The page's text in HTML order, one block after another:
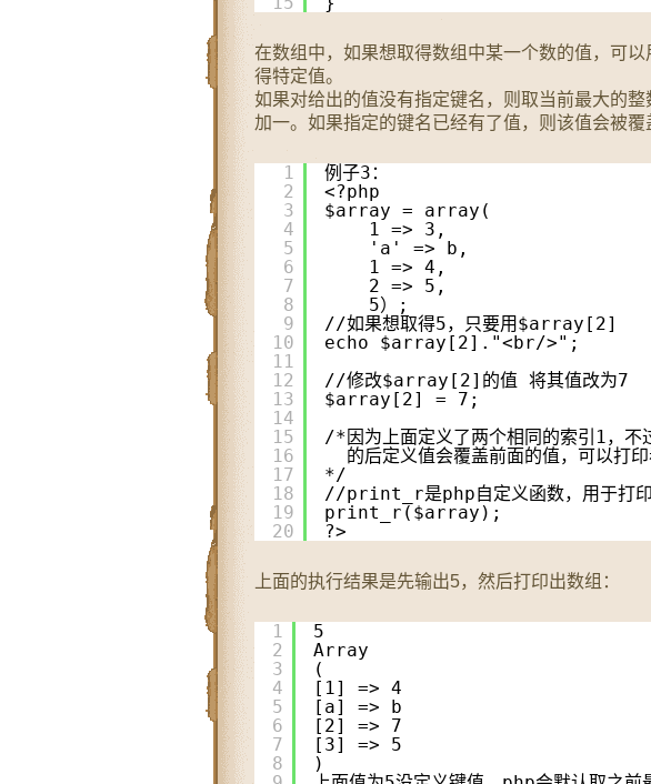
在数组中，如果想取得数组中某一个数的值，可
得特定值。
如果对给出的值没有指定键名，则取当前最大的
加一。如果指定的键名已经有了值，则该值会被覆
1
2
3
4
5
6
7
8
9
10
11
12
13
14
15
16
17
18
19
20
例子3：
<?php
$array = array(
1 => 3,
'a' => b,
1 => 4,
2 => 5,
5）;
//如果想取得5，只要用$array[2]
echo $array[2]."<br/>";
//修改$array[2]的值 将其值改为7
$array[2] = 7;
/*因为上面定义了两个相同的索引1，不
的后定义值会覆盖前面的值，可以打
*/
//print_r是php自定义函数，用于打印
print_r($array);
?>
上面的执行结果是先输出5，然后打印出数组：
1
2
3
4
5
6
7
8
5
Array
(
[1] => 4
[a] => b
[2] => 7
[3] => 5
)